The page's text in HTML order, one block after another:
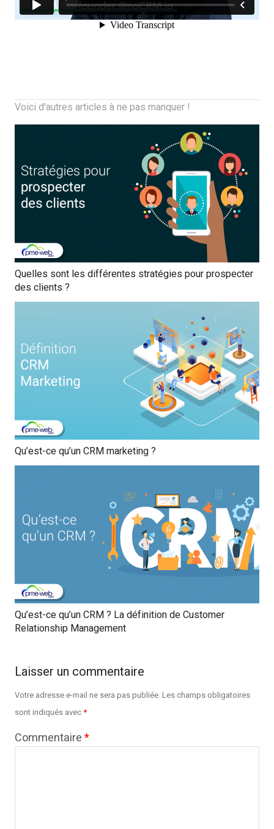
Voici d'autres articles à ne pas manquer !
Quelles sont les différentes stratégies pour prospecter
des clients ?
Qu’est-ce qu’un CRM marketing ?
Qu’est-ce qu’un CRM ? La définition de Customer
Relationship Management
Laisser un commentaire
Votre adresse e-mail ne sera pas publiée.Les champs obligatoires
sont indiqués avec*
Commentaire*